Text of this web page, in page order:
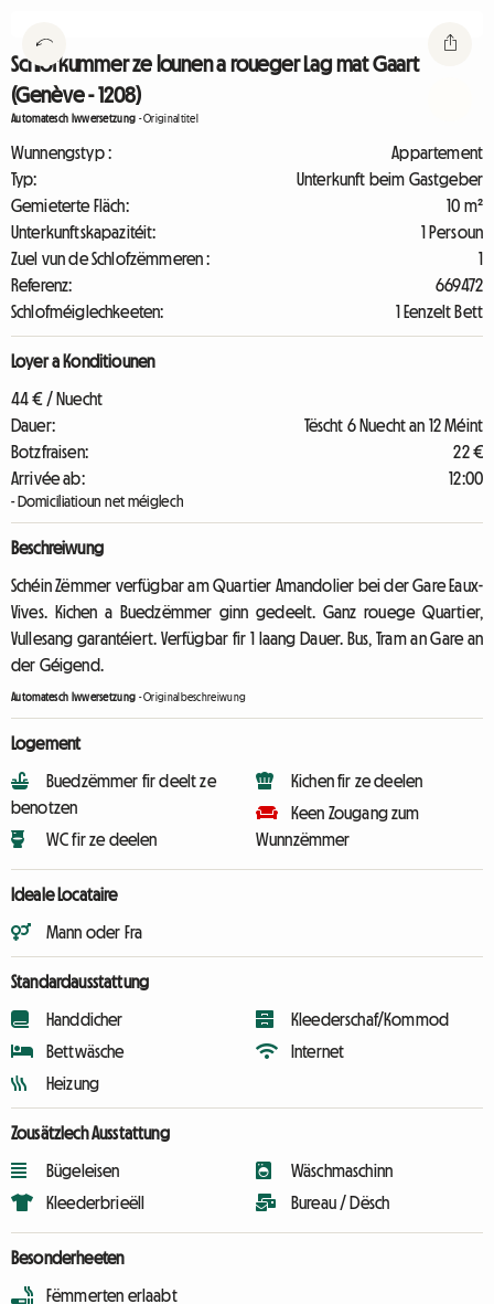
Schlofkummer ze lounen a roueger Lag mat Gaart
(Genève - 1208)
Automatesch Iwwersetzung -Originaltitel
Wunnengstyp :
Appartement
Typ:
Unterkunft beim Gastgeber
Gemieterte Fläch:
10 m²
Unterkunftskapazitéit:
1 Persoun
Zuel vun de Schlofzëmmeren :
1
Referenz:
669472
Schlofméiglechkeeten:
1 Eenzelt Bett
Loyer a Konditiounen
44 € / Nuecht
Dauer:
Tëscht 6 Nuecht an 12 Méint
Botzfraisen:
22 €
Arrivée ab:
12:00
- Domiciliatioun net méiglech
Beschreiwung
Schéin Zëmmer verfügbar am Quartier Amandolier bei der Gare Eaux-
Vives. Kichen a Buedzëmmer ginn gedeelt. Ganz rouege Quartier,
Vullesang garantéiert. Verfügbar fir 1 laang Dauer. Bus, Tram an Gare an
der Géigend.
Automatesch Iwwersetzung -Originalbeschreiwung
Logement
Buedzëmmer fir deelt ze
benotzen
WC fir ze deelen
Kichen fir ze deelen
Keen Zougang zum
Wunnzëmmer
Ideale Locataire
Mann oder Fra
Standardausstattung
Handdicher
Bettwäsche
Heizung
Kleederschaf/Kommod
Internet
Zousätzlech Ausstattung
Bügeleisen
Kleederbrieëll
Wäschmaschinn
Bureau / Dësch
Besonderheeten
Fëmmerten erlaabt